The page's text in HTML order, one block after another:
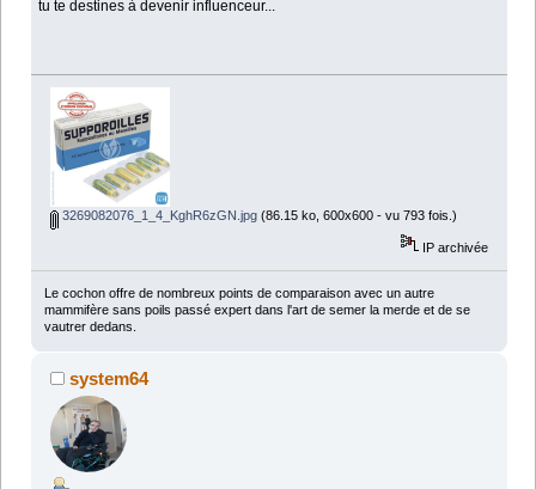
tu te destines à devenir influenceur...
3269082076_1_4_KghR6zGN.jpg(86.15 ko, 600x600 - vu 793 fois.)
IP archivée
Le cochon offre de nombreux points de comparaison avec un autre
mammifère sans poils passé expert dans l'art de semer la merde et de se
vautrer dedans.
system64